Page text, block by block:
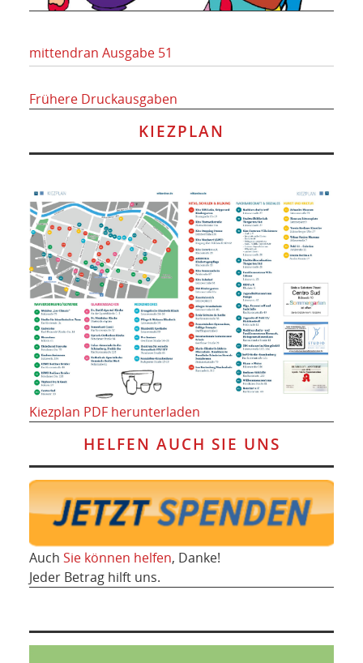
mittendran Ausgabe 51
Frühere Druckausgaben
KIEZPLAN
Kiezplan PDF herunterladen
HELFEN AUCH SIE UNS
Auch Sie können helfen, Danke!
Jeder Betrag hilft uns.